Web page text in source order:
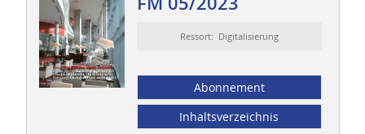
Ressort: Digitalisierung
Abonnement
Inhaltsverzeichnis